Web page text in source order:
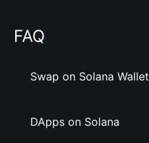
FAQ
Swap on Solana Wallet
DApps on Solana